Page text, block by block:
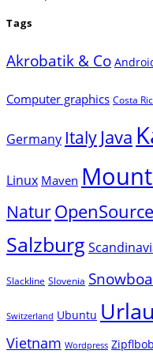
Tags
Akrobatik & Co
Computer graphics Costa
Germany Italy Java
Linux Maven
NaturOpenSource
Salzburg
Slackline Slovenia
Switzerland Ubuntu
Vietnam Wordpress Zipflbob